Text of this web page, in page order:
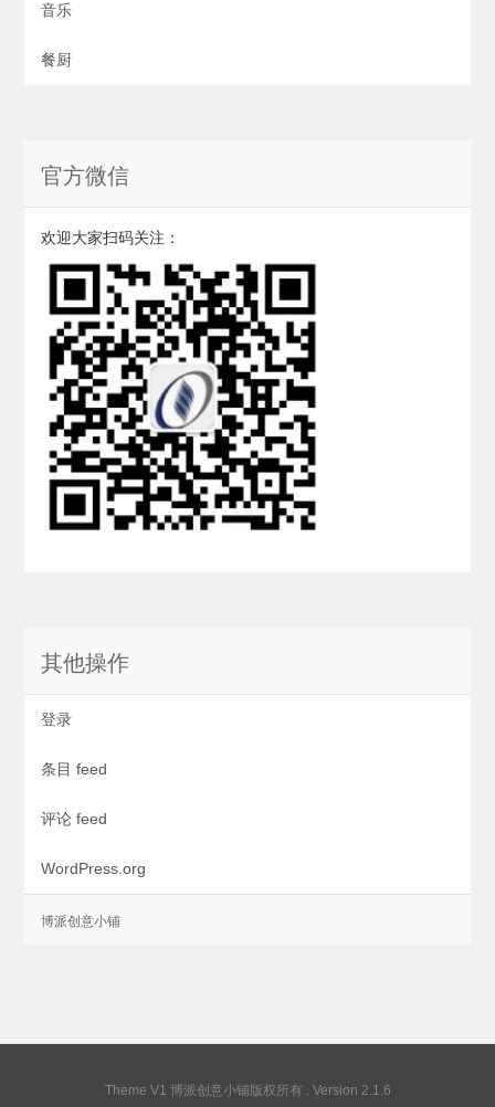
音乐
餐厨
官方微信
欢迎大家扫码关注：
其他操作
登录
条目 feed
评论 feed
WordPress.org
Theme V1 博派创意小铺版权所有 . Version 2.1.6